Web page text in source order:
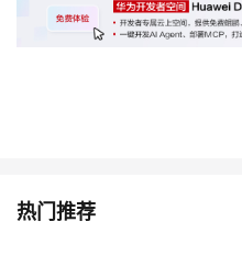
热门推荐